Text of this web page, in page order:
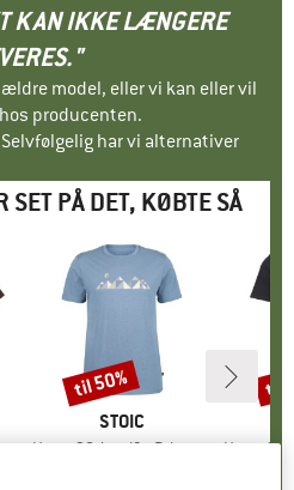
KAN IKKE LÆNGERE
model, eller vi kan eller vil
producenten.
har vi alternativer
SET PÅ DET, KØBTE SÅ
MÆRKE
STOIC
Artikel
Hemp30 AmalSt. Print Tee
Rabat
til 50%
Artikel
Hemp30
til